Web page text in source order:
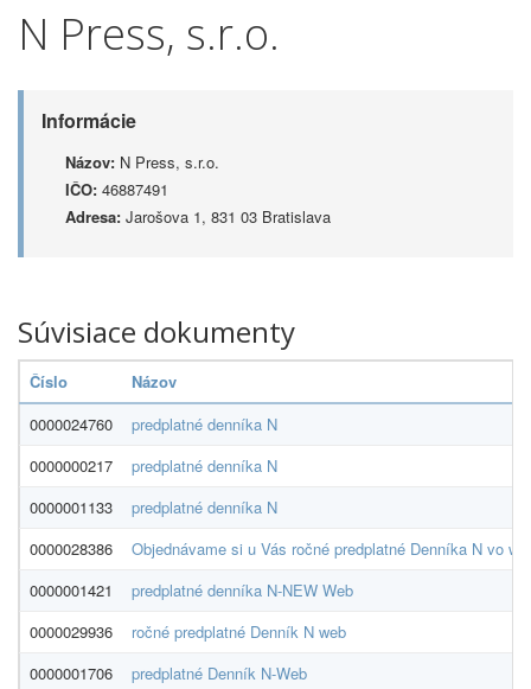
N Press, s.r.o.
Informácie
Názov: N Press, s.r.o.
IČO: 46887491
Adresa: Jarošova 1, 831 03 Bratislava
Súvisiace dokumenty
Číslo
Názov
0000024760
predplatné denníka N
0000000217
predplatné denníka N
0000001133
predplatné denníka N
0000028386
Objednávame si u Vás ročné predplatné Denníka N vo
0000001421
predplatné denníka N-NEW Web
0000029936
ročné predplatné Denník N web
0000001706
predplatné Denník N-Web